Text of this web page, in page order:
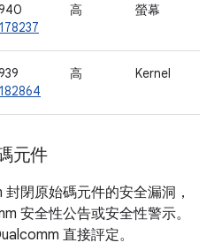
高 螢幕
高 Kernel
元件
閉原始碼元件的安全漏洞，
安全性公告或安全性警示。
直接評定。